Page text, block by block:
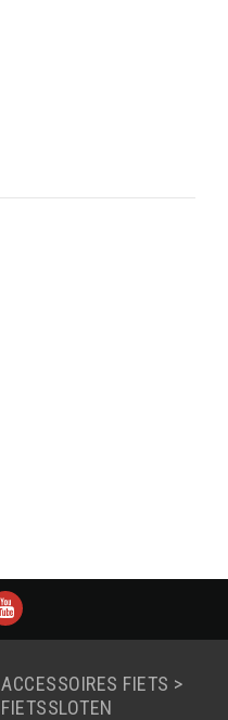
ACCESSOIRES FIETS >
FIETSSLOTEN